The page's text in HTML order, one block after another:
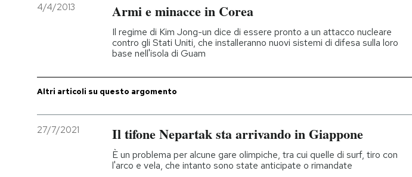
I MIEI PREFERITI
SHOP
CALENDARIO
4/4/2013 Armi e minacce in Corea
Il regime di Kim Jong-un dice di essere pronto a un attacco nucleare
contro gli Stati Uniti, che installeranno nuovi sistemi di difesa sulla loro
base nell'isola di Guam
Altri articoli su questo argomento
27/7/2021 Il tifone Nepartak sta arrivando in Giappone
È un problema per alcune gare olimpiche, tra cui quelle di surf, tiro con
l'arco e vela, che intanto sono state anticipate o rimandate